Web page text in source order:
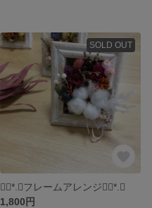
SOLD OUT
❁⃘*.ﾟフレームアレンジ❁⃘*.ﾟ
1,800円